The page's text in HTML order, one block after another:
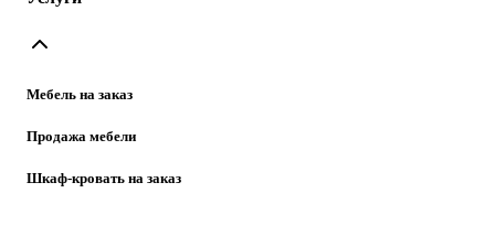
Мебель на заказ
Продажа мебели
Шкаф-кровать на заказ